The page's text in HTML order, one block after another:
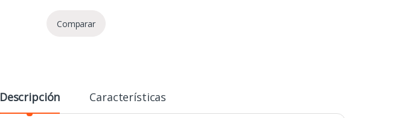
Comparar
Descripción Características